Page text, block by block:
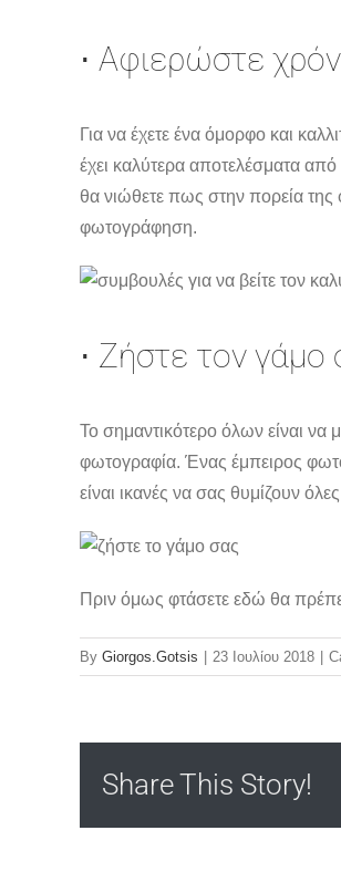
⋅ Αφιερώστε
Για να έχετε ένα όμορφο και
έχει καλύτερα αποτελέσματα
θα νιώθετε πως στην πορεία της
φωτογράφηση.
⋅ Ζήστε τον γάμο
Το σημαντικότερο όλων είναι να
φωτογραφία. Ένας έμπειρος
είναι ικανές να σας θυμίζουν
Πριν όμως φτάσετε εδώ θα πρέπει
By Giorgos.Gotsis 23 Ιουλίου 2018
Share This Story!